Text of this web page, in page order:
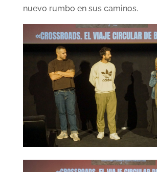
nuevo rumbo en sus caminos.